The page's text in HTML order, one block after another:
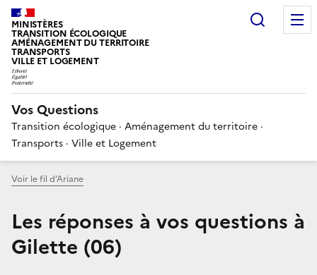
MINISTÈRES
TRANSITION ÉCOLOGIQUE
AMÉNAGEMENT DU TERRITOIRE
TRANSPORTS
VILLE ET LOGEMENT
Vos Questions
Transition écologique · Aménagement du territoire ·
Transports · Ville et Logement
Voir le fil d’Ariane
Les réponses à vos questions à
Gilette (06)